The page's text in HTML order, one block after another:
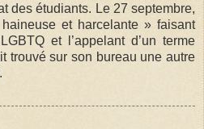
des étudiants. Le 27 septembre,
et harcelante » faisant
et l’appelant d’un terme
trouvé sur son bureau une autre